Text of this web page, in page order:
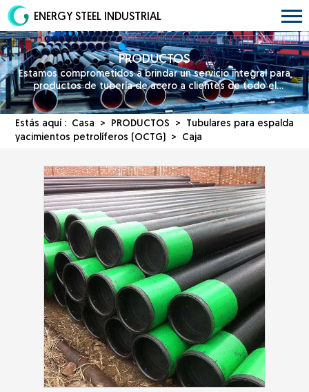
ENERGY STEEL INDUSTRIAL
PRODUCTOS
Estamos comprometidos a brindar un servicio integral para
productos de tubería de acero a clientes de todo el
mundo.
espalda
Estás aquí : Casa > PRODUCTOS > Tubulares para
yacimientos petrolíferos (OCTG) > Caja